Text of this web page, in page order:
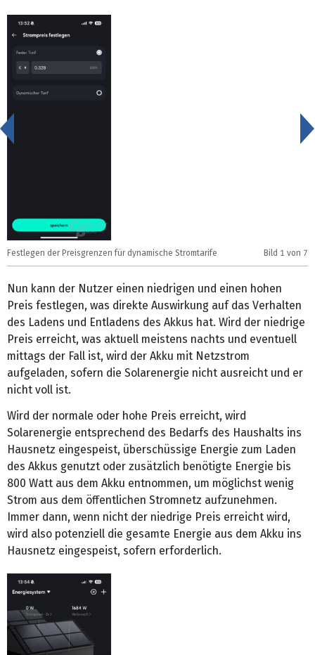
Festlegen der Preisgrenzen für dynamische Stromtarife Bild 1 von 7
<
Nun kann der Nutzer einen niedrigen und einen hohen
Preis festlegen, was direkte Auswirkung auf das Verhalten
des Ladens und Entladens des Akkus hat. Wird der niedrige
Preis erreicht, was aktuell meistens nachts und eventuell
mittags der Fall ist, wird der Akku mit Netzstrom
aufgeladen, sofern die Solarenergie nicht ausreicht und er
nicht voll ist.
Wird der normale oder hohe Preis erreicht, wird
Solarenergie entsprechend des Bedarfs des Haushalts ins
Hausnetz eingespeist, überschüssige Energie zum Laden
des Akkus genutzt oder zusätzlich benötigte Energie bis
800 Watt aus dem Akku entnommen, um möglichst wenig
Strom aus dem öffentlichen Stromnetz aufzunehmen.
Immer dann, wenn nicht der niedrige Preis erreicht wird,
wird also potenziell die gesamte Energie aus dem Akku ins
Hausnetz eingespeist, sofern erforderlich.